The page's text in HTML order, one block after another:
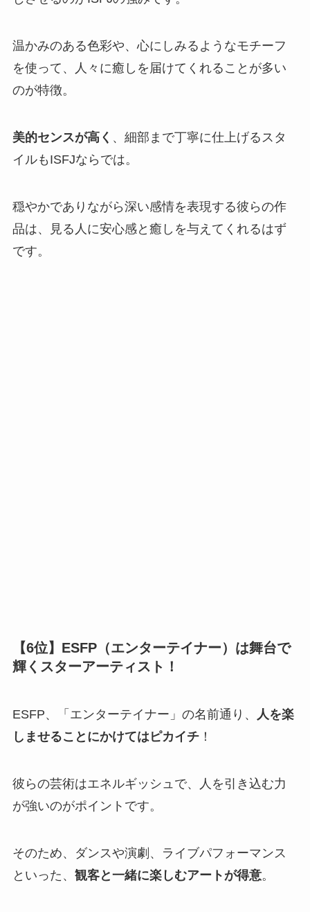
温かみのある色彩や、心にしみるようなモチーフ
を使って、人々に癒しを届けてくれることが多い
のが特徴。
美的センスが高く 、細部まで丁寧に仕上げるスタ
イルもISFJならでは。
穏やかでありながら深い感情を表現する彼らの作
品は、見る人に安心感と癒しを与えてくれるはず
です。
【6位】ESFP（エンターテイナー）は舞台で
輝くスターアーティスト！
ESFP、「エンターテイナー」の名前通り、
人を楽
しませることにかけてはピカイチ！
彼らの芸術はエネルギッシュで、人を引き込む力
が強いのがポイントです。
そのため、ダンスや演劇、ライブパフォーマンス
といった、 観客と一緒に楽しむアートが得意。